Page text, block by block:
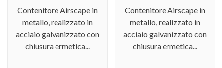
Contenitore Airscape in
metallo, realizzato in
acciaio galvanizzato con
chiusura ermetica...
Contenitore Airscape in
metallo, realizzato in
acciaio galvanizzato con
chiusura ermetica...